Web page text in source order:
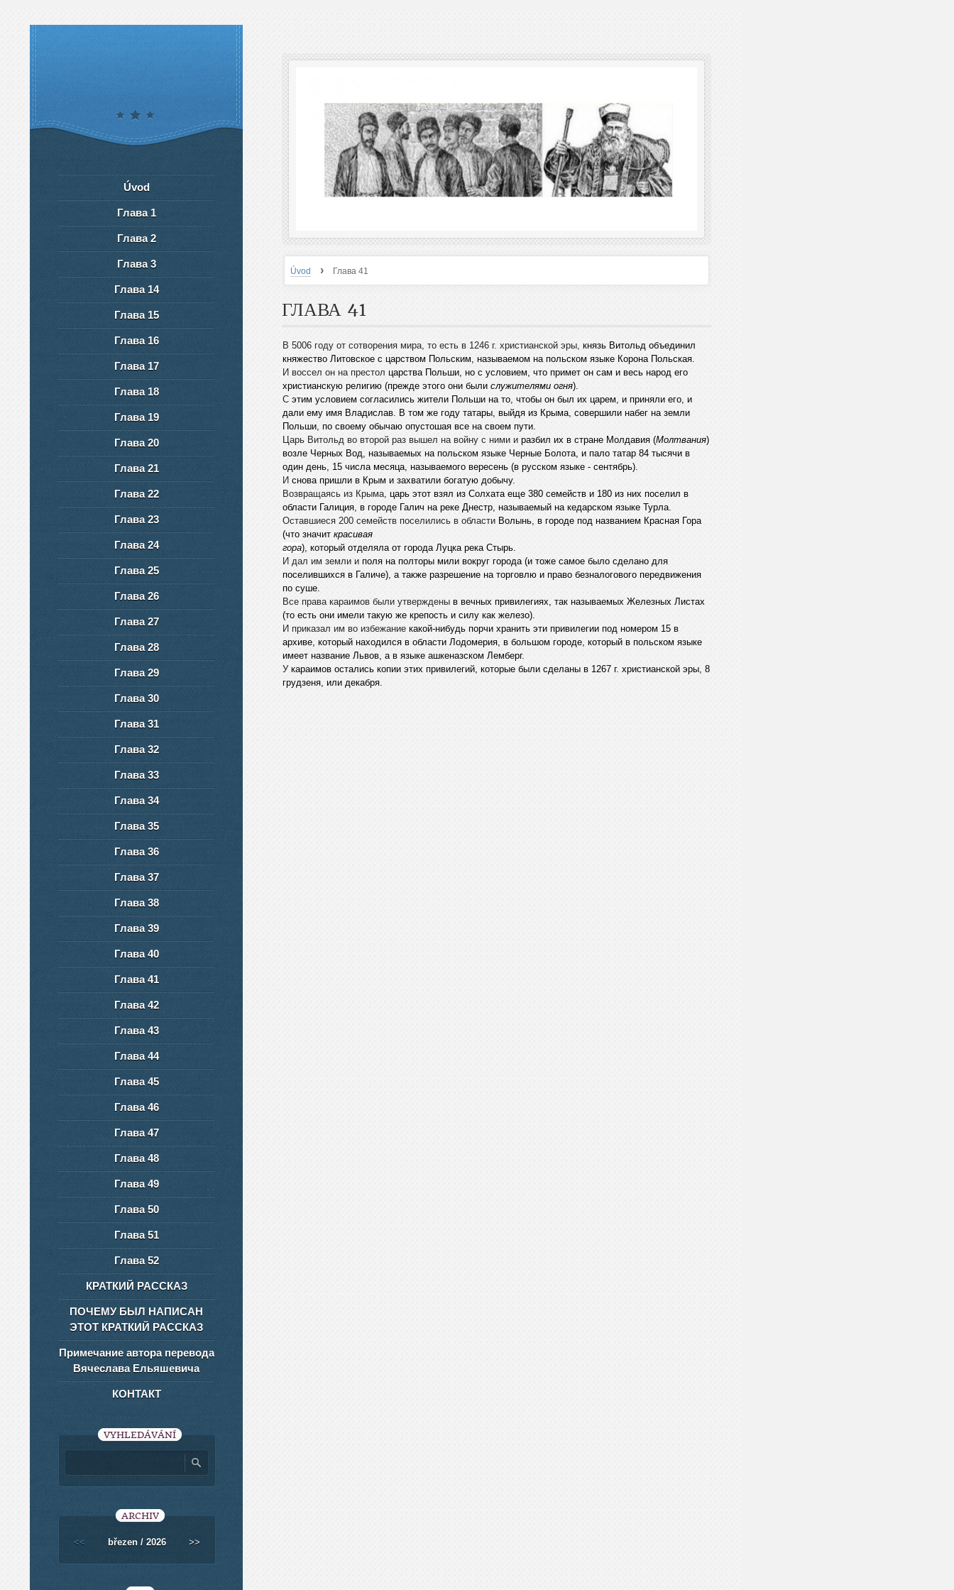
Úvod › Глава 41
ГЛАВА 41
В 5006 году от сотворения мира, то есть в 1246 г. христианской эры, князь Витольд объединил
княжество Литовское с царством Польским, называемом на польском языке Корона Польская.
И воссел он на престол царства Польши, но с условием, что примет он сам и весь народ его
христианскую религию (прежде этого они были служителями огня).
С этим условием согласились жители Польши на то, чтобы он был их царем, и приняли его, и
дали ему имя Владислав. В том же году татары, выйдя из Крыма, совершили набег на земли
Польши, по своему обычаю опустошая все на своем пути.
Царь Витольд во второй раз вышел на войну с ними и разбил их в стране Молдавия (Молтвания)
возле Черных Вод, называемых на польском языке Черные Болота, и пало татар 84 тысячи в
один день, 15 числа месяца, называемого вересень (в русском языке - сентябрь).
И снова пришли в Крым и захватили богатую добычу.
Возвращаясь из Крыма, царь этот взял из Солхата еще 380 семейств и 180 из них поселил в
области Галиция, в городе Галич на реке Днестр, называемый на кедарском языке Турла.
Оставшиеся 200 семейств поселились в области Волынь, в городе под названием Красная Гора
(что значит красивая
гора), который отделяла от города Луцка река Стырь.
И дал им земли и поля на полторы мили вокруг города (и тоже самое было сделано для
поселившихся в Галиче), а также разрешение на торговлю и право безналогового передвижения
по суше.
Все права караимов были утверждены в вечных привилегиях, так называемых Железных Листах
(то есть они имели такую же крепость и силу как железо).
И приказал им во избежание какой-нибудь порчи хранить эти привилегии под номером 15 в
архиве, который находился в области Лодомерия, в большом городе, который в польском языке
имеет название Львов, а в языке ашкеназском Лемберг.
Укараимов остались копии этих привилегий, которые были сделаны в 1267 г. христианской эры, 8
грудзеня, или декабря.
Úvod
Глава 1
Глава 2
Глава 3
Глава 14
Глава 15
Глава 16
Глава 17
Глава 18
Глава 19
Глава 20
Глава 21
Глава 22
Глава 23
Глава 24
Глава 25
Глава 26
Глава 27
Глава 28
Глава 29
Глава 30
Глава 31
Глава 32
Глава 33
Глава 34
Глава 35
Глава 36
Глава 37
Глава 38
Глава 39
Глава 40
Глава 41
Глава 42
Глава 43
Глава 44
Глава 45
Глава 46
Глава 47
Глава 48
Глава 49
Глава 50
Глава 51
Глава 52
КРАТКИЙ РАССКАЗ
ПОЧЕМУ БЫЛ НАПИСАН
ЭТОТ КРАТКИЙ РАССКАЗ
Примечание автора перевода
Вячеслава Ельяшевича
КОНТАКТ
VYHLEDÁVÁNÍ
ARCHIV
<< březen / 2026 >>